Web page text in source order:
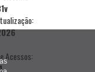
Acessos: